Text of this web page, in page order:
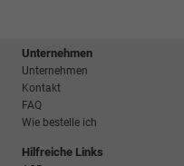
Unternehmen
Unternehmen
Kontakt
FAQ
Wie bestelle ich
Hilfreiche Links